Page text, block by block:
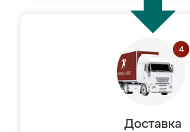
Доставка